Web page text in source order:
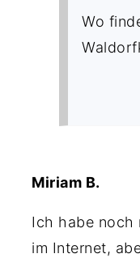
Wo
Miriam B.
Ich habe noch
im Internet,